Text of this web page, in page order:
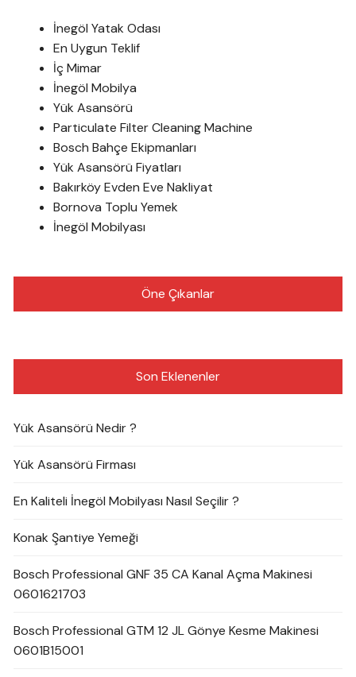
İnegöl Yatak Odası
En Uygun Teklif
İç Mimar
İnegöl Mobilya
Yük Asansörü
Particulate Filter Cleaning Machine
Bosch Bahçe Ekipmanları
Yük Asansörü Fiyatları
Bakırköy Evden Eve Nakliyat
Bornova Toplu Yemek
İnegöl Mobilyası
Öne Çıkanlar
Son Eklenenler
Yük Asansörü Nedir ?
Yük Asansörü Firması
En Kaliteli İnegöl Mobilyası Nasıl Seçilir ?
Konak Şantiye Yemeği
Bosch Professional GNF 35 CA Kanal Açma Makinesi
0601621703
Bosch Professional GTM 12 JL Gönye Kesme Makinesi
0601B15001